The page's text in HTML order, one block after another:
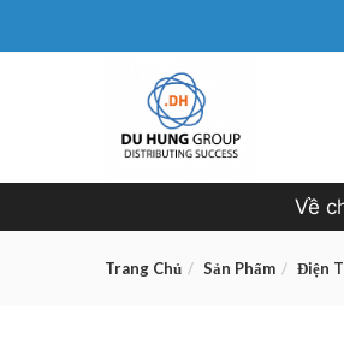
Về
Trang Chủ Sản Phẩm Điện